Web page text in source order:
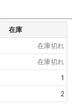
在庫
在庫切れ
在庫切れ
1
2